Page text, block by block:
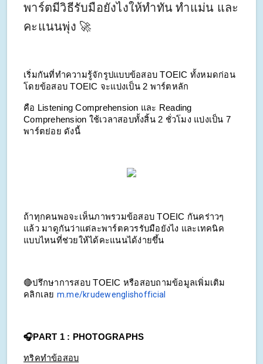
พาร์ตมีวิธีรับมือยังไงให้ทำทัน ทำแม่น และ
คะแนนพุ่ง 🚀
เริ่มกันที่ทำความรู้จักรูปแบบข้อสอบ TOEIC ทั้งหมดก่อน
โดยข้อสอบ TOEIC จะแบ่งเป็น 2 พาร์ตหลัก
คือ Listening Comprehension และ Reading
Comprehension ใช้เวลาสอบทั้งสิ้น 2 ชั่วโมง แบ่งเป็น 7
พาร์ตย่อย ดังนี้
ถ้าทุกคนพอจะเห็นภาพรวมข้อสอบ TOEIC กันคร่าวๆ
แล้ว มาดูกันว่าแต่ละพาร์ตควรรับมือยังไง และเทคนิค
แบบไหนที่ช่วยให้ได้คะแนนได้ง่ายขึ้น
🔴ปรึกษาการสอบ TOEIC หรือสอบถามข้อมูลเพิ่มเติม
คลิกเลย m.me/krudewenglishofficial
🎧PART 1 : PHOTOGRAPHS
ทริคทำข้อสอบ